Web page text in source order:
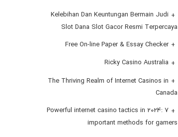
Kelebihan Dan Keuntungan Bermain Judi
Slot Dana Slot Gacor Resmi Terpercaya
Free On-line Paper & Essay Checker
Ricky Casino Australia
The Thriving Realm of Internet Casinos in
Canada
Powerful internet casino tactics in 2024: 7
important methods for gamers